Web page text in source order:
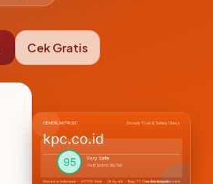
Cek Gratis